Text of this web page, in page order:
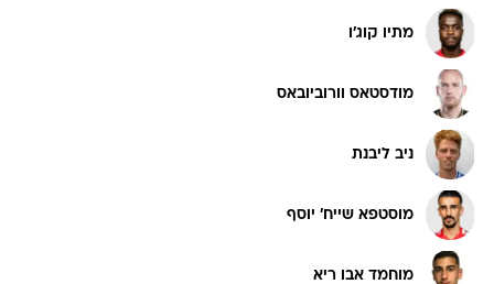
מתיו קוג'ו
מודסטאס וורוביובאס
ניב ליבנת
מוסטפא שייח' יוסף
מוחמד אבו ריא